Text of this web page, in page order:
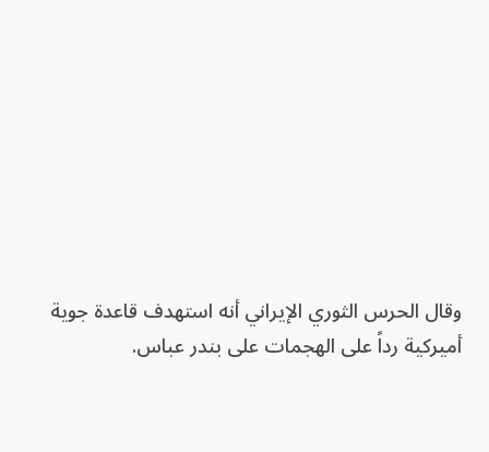
وقال الحرس الثوري الإيراني أنه استهدف قاعدة جوية
أميركية رداً على الهجمات على بندر عباس.